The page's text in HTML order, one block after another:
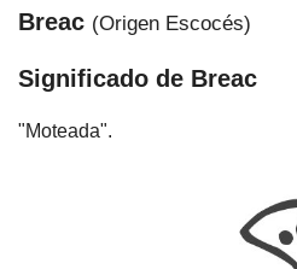
Bebé
Breac (Origen Escocés)
Significado de Breac
"Moteada".